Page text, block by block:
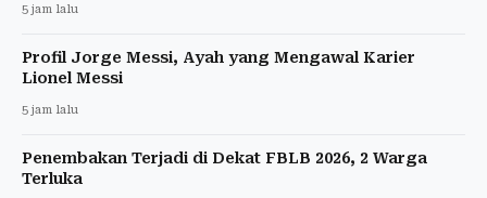
5 jam lalu
Profil Jorge Messi, Ayah yang Mengawal Karier
Lionel Messi
5 jam lalu
Penembakan Terjadi di Dekat FBLB 2026, 2 Warga
Terluka